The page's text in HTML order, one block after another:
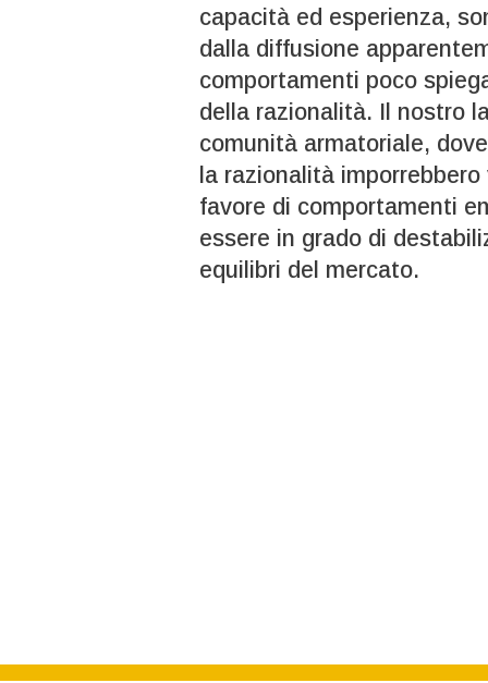
capacità ed esperienza,
dalla diffusione
comportamenti poco
della razionalità. Il nostro
comunità armatoriale,
la razionalità
favore di comportamenti
essere in grado di
equilibri del mercato.